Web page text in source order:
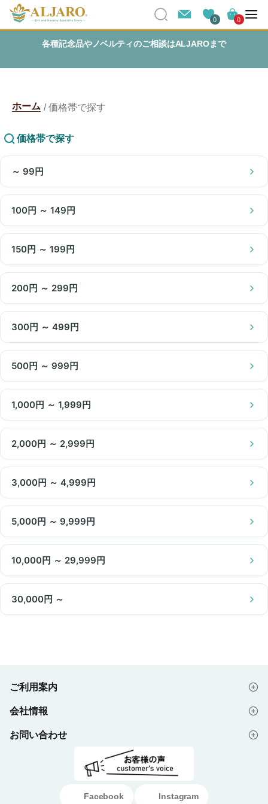
0 0
各種記念品やノベルティのご相談はALJAROまで
ホーム 価格帯で探す
価格帯で探す
～ 99円
100円 ～ 149円
150円 ～ 199円
200円 ～ 299円
300円 ～ 499円
500円 ～ 999円
1,000円 ～ 1,999円
2,000円 ～ 2,999円
3,000円 ～ 4,999円
5,000円 ～ 9,999円
10,000円 ～ 29,999円
30,000円 ～
ご利用案内
はじめての方へ
ご注文の流れ
デザイン入稿データについて
会社情報
会社概要
プライバシーポリシー
お問い合わせ
Facebook Instagram